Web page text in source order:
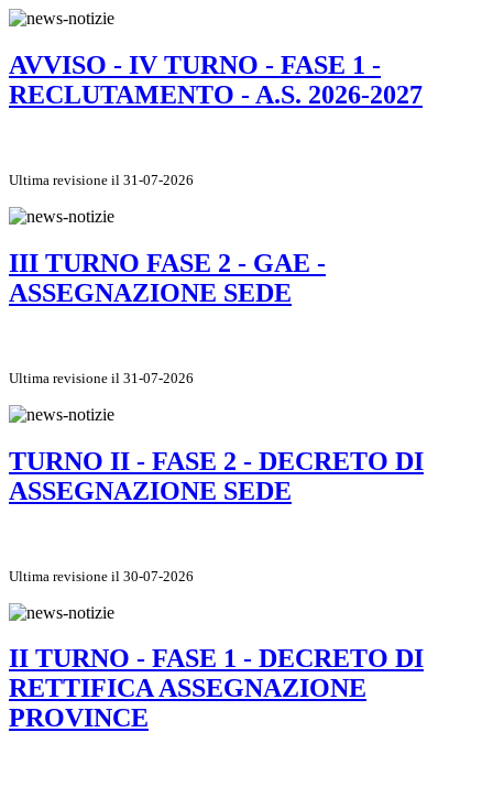
AVVISO - IV TURNO - FASE 1 -
RECLUTAMENTO - A.S. 2026-2027
Ultima revisione il 31-07-2026
III TURNO FASE 2 - GAE -
ASSEGNAZIONE SEDE
Ultima revisione il 31-07-2026
TURNO II - FASE 2 - DECRETO DI
ASSEGNAZIONE SEDE
Ultima revisione il 30-07-2026
II TURNO - FASE 1 - DECRETO DI
RETTIFICA ASSEGNAZIONE
PROVINCE